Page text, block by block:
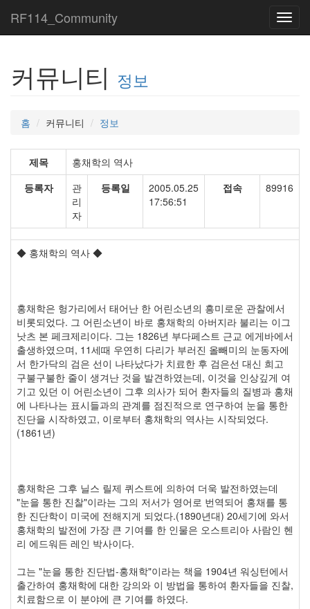
RF114_Community
커뮤니티 정보
홈 커뮤니티 정보
제목
홍채학의 역사
등록자
관
리
자
등록일
2005.05.25
17:56:51
접속 89916
◆ 홍채학의 역사 ◆
홍채학은 헝가리에서 태어난 한 어린소년의 흥미로운 관찰에서
비롯되었다. 그 어린소년이 바로 홍채학의 아버지라 불리는 이그
낫츠 본 페크제리이다. 그는 1826년 부다페스트 근교 에게바에서
출생하였으며, 11세때 우연히 다리가 부러진 올빼미의 눈동자에
서 한가닥의 검은 선이 나타났다가 치료한 후 검은선 대신 희고
구불구불한 줄이 생겨난 것을 발견하였는데, 이것을 인상깊게 여
기고 있던 이 어린소년이 그후 의사가 되어 환자들의 질병과 홍채
에 나타나는 표시들과의 관계를 점진적으로 연구하여 눈을 통한
진단을 시작하였고, 이로부터 홍채학의 역사는 시작되었다.
(1861년)
홍채학은 그후 닐스 릴제 퀴스트에 의하여 더욱 발전하였는데
"눈을 통한 진찰"이라는 그의 저서가 영어로 번역되어 홍채를 통
한 진단학이 미국에 전해지게 되었다.(1890년대) 20세기에 와서
홍채학의 발전에 가장 큰 기여를 한 인물은 오스트리아 사람인 헨
리 에드워든 레인 박사이다.
그는 "눈을 통한 진단법-홍채학"이라는 책을 1904년 워싱턴에서
출간하여 홍채학에 대한 강의와 이 방법을 통하여 환자들을 진찰,
치료함으로 이 분야에 큰 기여를 하였다.